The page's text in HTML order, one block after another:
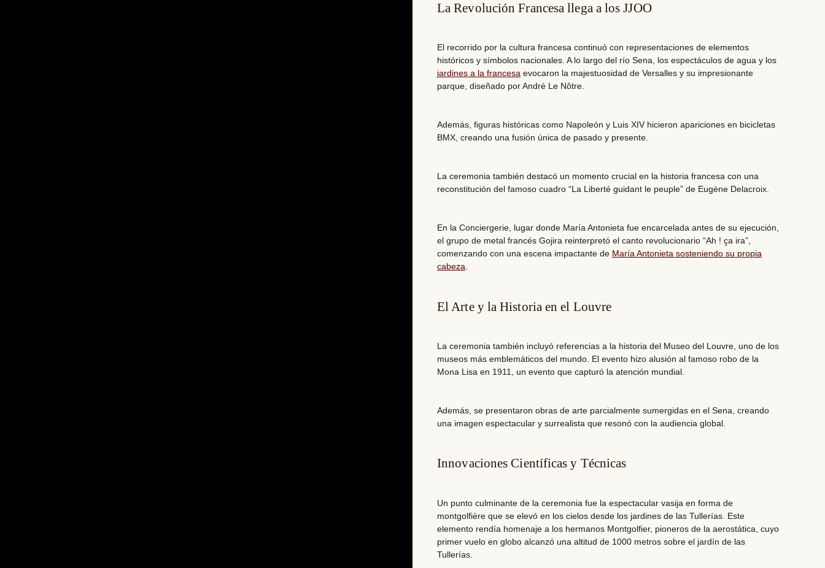
La Revolución Francesa llega a los JJOO
El recorrido por la cultura francesa continuó con representaciones de elementos
históricos y símbolos nacionales. A lo largo del río Sena, los espectáculos de agua y los
jardines a la francesa evocaron la majestuosidad de Versalles y su impresionante
parque, diseñado por André Le Nôtre.
Además, figuras históricas como Napoleón y Luis XIV hicieron apariciones en bicicletas
BMX, creando una fusión única de pasado y presente.
La ceremonia también destacó un momento crucial en la historia francesa con una
reconstitución del famoso cuadro “La Liberté guidant le peuple” de Eugène Delacroix.
En la Conciergerie, lugar donde María Antonieta fue encarcelada antes de su ejecución,
el grupo de metal francés Gojira reinterpretó el canto revolucionario “Ah ! ça ira”,
comenzando con una escena impactante de María Antonieta sosteniendo su propia
cabeza.
El Arte y la Historia en el Louvre
La ceremonia también incluyó referencias a la historia del Museo del Louvre , uno de los
museos más emblemáticos del mundo. El evento hizo alusión al famoso robo de la
Mona Lisa en 1911
, un evento que capturó la atención mundial.
Además, se presentaron obras de arte parcialmente sumergidas en el Sena, creando
una imagen espectacular y surrealista que resonó con la audiencia global.
Innovaciones Científicas y Técnicas
Un punto culminante de la ceremonia fue la espectacular vasija en forma de
montgolfière que se elevó en los cielos desde los jardines de las Tullerías. Este
elemento rendía homenaje a los hermanos Montgolfier, pioneros de la aerostática, cuyo
primer vuelo en globo alcanzó una altitud de 1000 metros sobre el jardín de las
Tullerías.